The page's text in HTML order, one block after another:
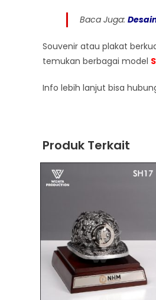
Baca Juga:
Souvenir atau plakat
temukan berbagai model
Info lebih lanjut bisa
Produk Terkait